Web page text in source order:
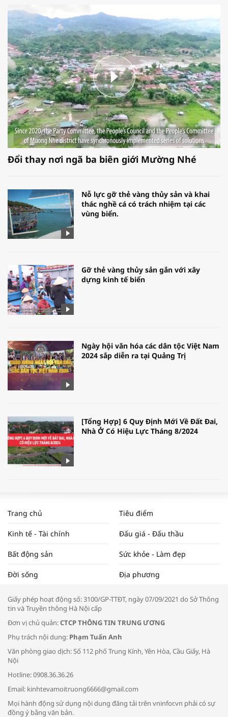
Đổi thay nơi ngã ba biên giới Mường Nhé
Nỗ lực gỡ thẻ vàng thủy sản và khai
thác nghề cá có trách nhiệm tại các
vùng biển.
Gỡ thẻ vàng thủy sản gắn với xây
dựng kinh tế biển
Ngày hội văn hóa các dân tộc Việt Nam
2024 sắp diễn ra tại Quảng Trị
[Tổng Hợp] 6 Quy Định Mới Về Đất Đai,
Nhà Ở Có Hiệu Lực Tháng 8/2024
NAM NĂM 2024 VÀ NĂM 2025 | NHỊP
ĐẬP THỊ TRƯỜNG #62
Tọa đàm “Xúc tiến thương mại: Khơi
Bác sĩ tư vấn cách phòng tránh bệnh
đường hô hấp trong thời tiết giao mùa
Trang chủ Tiêu điểm
Kinh tế - Tài chính Đấu giá - Đấu thầu
Bất động sản Sức khỏe - Làm đẹp
Đời sống Địa phương
Giấy phép hoạt động số: 3100/GP-TTĐT, ngày 07/09/2021 do Sở Thông
tin và Truyền thông Hà Nội cấp
Đơn vị chủ quản:CTCP THÔNG TIN TRUNG ƯƠNG
Phụ trách nội dung: Phạm Tuấn Anh
Văn phòng giao dịch: Số 112 phố Trung Kính, Yên Hòa, Cầu Giấy, Hà
Nội
Hotline: 0908.36.36.26
Email: kinhtevamoitruong6666@gmail.com
Mọi hành động sử dụng nội dung đăng tải trên vninfor.vn phải có sự
đồng ý bằng văn bản.